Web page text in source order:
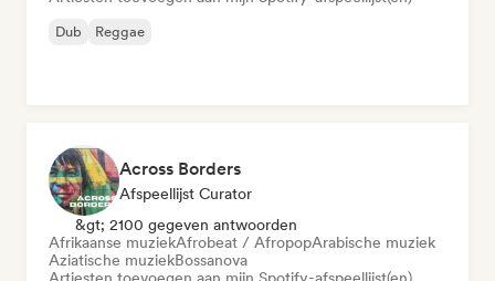
Dub Reggae
Across Borders
Afspeellijst Curator
&gt; 2100 gegeven antwoorden
Afrikaanse muziekAfrobeat / AfropopArabische muziek
Aziatische muziekBossanova